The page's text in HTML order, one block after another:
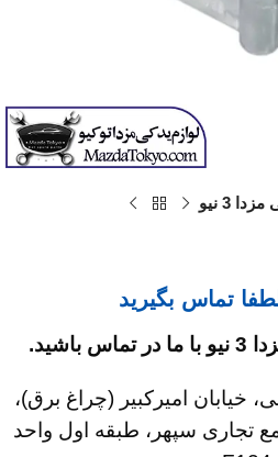
3 نیو
تماس بگیرید
خیابان امیرکبیر (چراغ برق)،
تجاری سپهر، طبقه اول واحد